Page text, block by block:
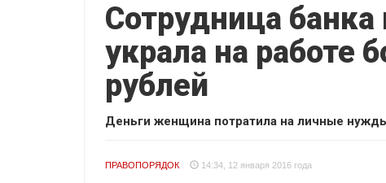
Сотрудница
украла на работе
рублей
Деньги женщина потратила на личные
ПРАВОПОРЯДОК 14:34, 12 января 2016 года